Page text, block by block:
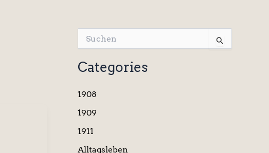
u
c
h
n
a
h
Categories
1908
1909
1911
Alltagsleben